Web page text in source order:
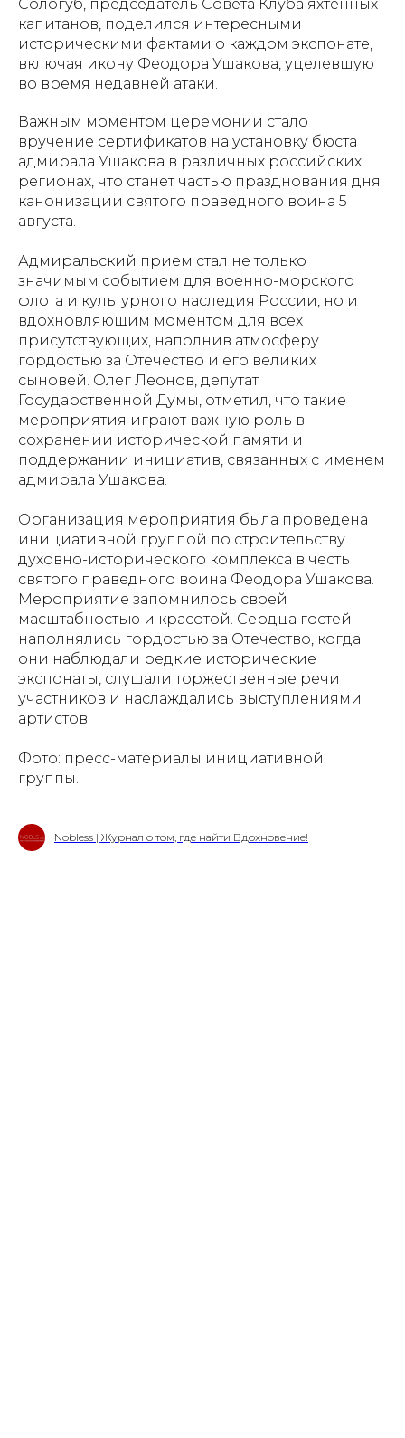
Сологуб, председатель Совета Клуба яхтенных
капитанов, поделился интересными
историческими фактами о каждом экспонате,
включая икону Феодора Ушакова, уцелевшую
во время недавней атаки.
Важным моментом церемонии стало
вручение сертификатов на установку бюста
адмирала Ушакова в различных российских
регионах, что станет частью празднования дня
канонизации святого праведного воина 5
августа.
Адмиральский прием стал не только
значимым событием для военно-морского
флота и культурного наследия России, но и
вдохновляющим моментом для всех
присутствующих, наполнив атмосферу
гордостью за Отечество и его великих
сыновей. Олег Леонов, депутат
Государственной Думы, отметил, что такие
мероприятия играют важную роль в
сохранении исторической памяти и
поддержании инициатив, связанных с именем
адмирала Ушакова.
Организация мероприятия была проведена
инициативной группой по строительству
духовно-исторического комплекса в честь
святого праведного воина Феодора Ушакова.
Мероприятие запомнилось своей
масштабностью и красотой. Сердца гостей
наполнялись гордостью за Отечество, когда
они наблюдали редкие исторические
экспонаты, слушали торжественные речи
участников и наслаждались выступлениями
артистов.
Фото: пресс-материалы инициативной
группы.
Nobless | Журнал о том, где найти Вдохновение!